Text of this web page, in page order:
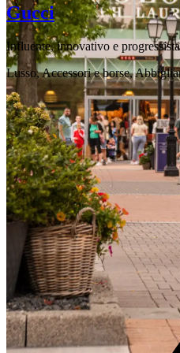
Gucci
Influente, innovativo e
Lusso, Accessori e borse,